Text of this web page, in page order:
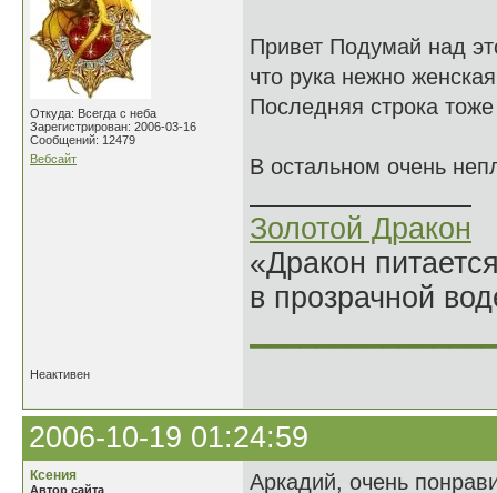
Откуда: Всегда с неба
Зарегистрирован: 2006-03-16
Сообщений: 12479
Вебсайт
Привет Подумай над
что рука нежно
Последняя строка
В остальном очень
Золотой Дракон
«Дракон
в прозрачной
Неактивен
2006-10-19 01:24:59
Ксения
Автор сайта Аркадий, очень